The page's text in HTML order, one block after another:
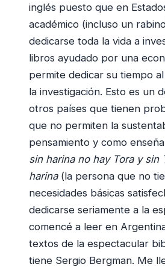
inglés puesto que en
académico (incluso un
dedicarse toda la vida a
libros ayudado por una
permite dedicar su tiempo
la investigación. Esto es un
otros países que tienen
que no permiten la
pensamiento y como
sin harina no hay Tora y sin
harina (la persona que no
necesidades básicas
dedicarse seriamente a la
comencé a leer en
textos de la espectacular
tiene Sergio Bergman. Me